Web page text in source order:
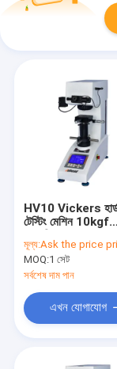
HV10 Vickers
টেস্টিং মেশিন 10kgf
মূল্য:Ask the price
MOQ:1 সেট
সর্বশেষ দাম পান
এখন যোগাযোগ